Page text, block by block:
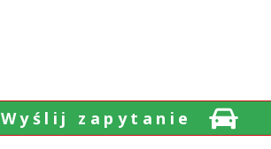
Wyślij zapytanie